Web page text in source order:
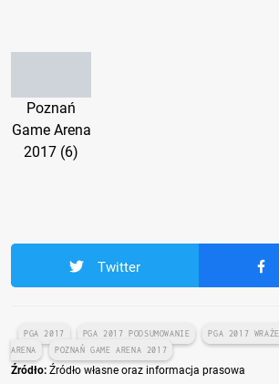
Poznań
Game Arena
2017 (6)
Twitter
PGA 2017 PGA 2017 PODSUMOWANIE PGA 2017
ARENA
POZNAŃ GAME ARENA 2017
Źródło: Źródło własne oraz informacja prasowa